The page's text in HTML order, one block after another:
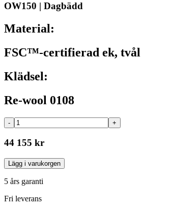
OW150 | Dagbädd
Material:
FSC™-certifierad ek, tvål
Klädsel:
Re-wool 0108
- +
44 155 kr
Lägg i varukorgen
5 års garanti
Fri leverans